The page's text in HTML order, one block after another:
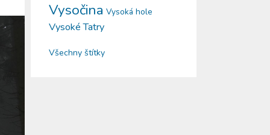
Vysočina Vysoká hole
Vysoké Tatry
Všechny štítky